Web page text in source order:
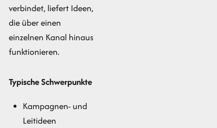
verbindet, liefert Ideen,
die über einen
einzelnen Kanal hinaus
funktionieren.
Typische Schwerpunkte
Kampagnen- und
Leitideen